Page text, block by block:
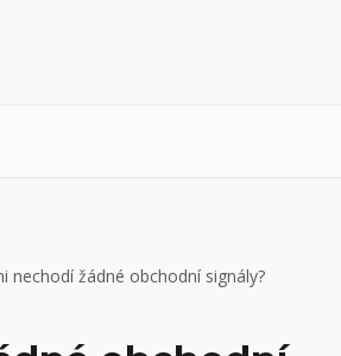
nechodí žádné obchodní signály?